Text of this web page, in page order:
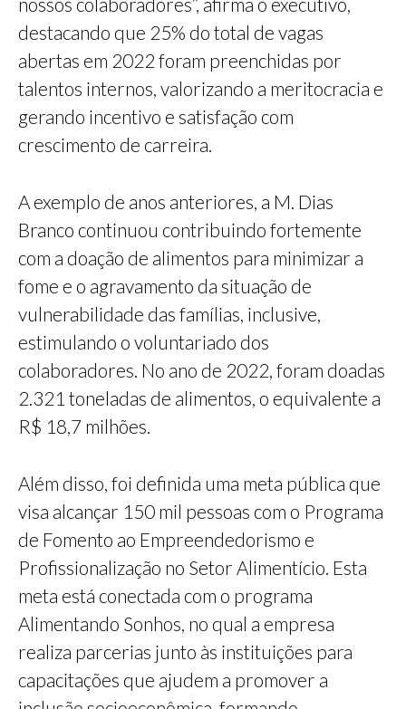
destacando que 25% do total de vagas
abertas em 2022 foram preenchidas por
talentos internos, valorizando a meritocracia e
gerando incentivo e satisfação com
crescimento de carreira.
A exemplo de anos anteriores, a M. Dias
Branco continuou contribuindo fortemente
com a doação de alimentos para minimizar a
fome e o agravamento da situação de
vulnerabilidade das famílias, inclusive,
estimulando o voluntariado dos
colaboradores. No ano de 2022, foram doadas
2.321 toneladas de alimentos, o equivalente a
R$ 18,7 milhões.
Além disso, foi definida uma meta pública que
visa alcançar 150 mil pessoas com o Programa
de Fomento ao Empreendedorismo e
Profissionalização no Setor Alimentício. Esta
meta está conectada com o programa
Alimentando Sonhos, no qual a empresa
realiza parcerias junto às instituições para
capacitações que ajudem a promover a